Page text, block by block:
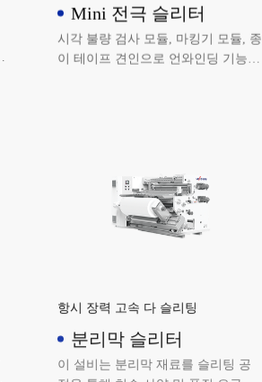
Mini 전극 슬리터
시각 불량 검사 모듈, 마킹기 모듈, 종
이 테이프 견인으로 언와인딩 기능,
분리막 슬리터
이 설비는 분리막 재료를 슬리팅 공
정을 통해 치수 사양 및 품질 요구 사